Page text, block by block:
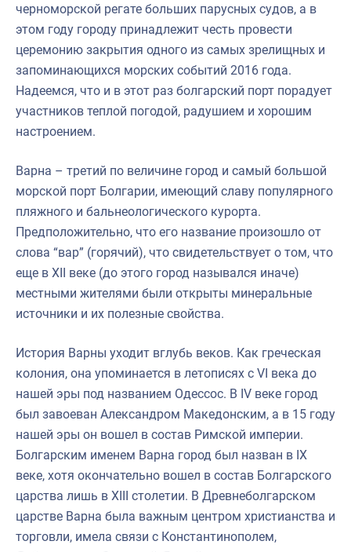
черноморской регате больших парусных судов, а в
этом году городу принадлежит честь провести
церемонию закрытия одного из самых зрелищных и
запоминающихся морских событий 2016 года.
Надеемся, что и в этот раз болгарский порт порадует
участников теплой погодой, радушием и хорошим
настроением.
Варна – третий по величине город и самый большой
морской порт Болгарии, имеющий славу популярного
пляжного и бальнеологического курорта.
Предположительно, что его название произошло от
слова “вар” (горячий), что свидетельствует о том, что
еще в XII веке (до этого город назывался иначе)
местными жителями были открыты минеральные
источники и их полезные свойства.
История Варны уходит вглубь веков. Как греческая
колония, она упоминается в летописях с VI века до
нашей эры под названием Одессос. В IV веке город
был завоеван Александром Македонским, а в 15 году
нашей эры он вошел в состав Римской империи.
Болгарским именем Варна город был назван в IX
веке, хотя окончательно вошел в состав Болгарского
царства лишь в XIII столетии. В Древнеболгарском
царстве Варна была важным центром христианства и
торговли, имела связи с Константинополем,